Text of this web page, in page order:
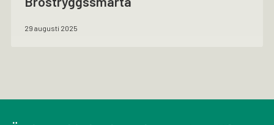
29 augusti 2025